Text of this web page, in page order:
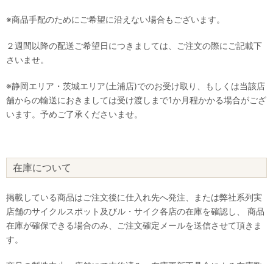
※商品手配のためにご希望に沿えない場合もございます。
２週間以降の配送ご希望日につきましては、ご注文の際にご記載下
さいませ。
※静岡エリア・茨城エリア(土浦店)でのお受け取り、もしくは当該店
舗からの輸送におきましては受け渡しまで1か月程かかる場合がござ
います。予めご了承くださいませ。
在庫について
掲載している商品はご注文後に仕入れ先へ発注、または弊社系列実
店舗のサイクルスポット及びル・サイク各店の在庫を確認し、 商品
在庫が確保できる場合のみ、ご注文確定メールを送信させて頂きま
す。